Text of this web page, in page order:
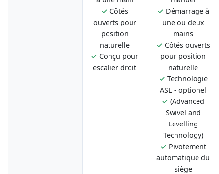
✓ Côtés
ouverts pour
position
naturelle
✓ Conçu pour
escalier droit
✓ Démarrage à
une ou deux
mains
✓ Côtés ouverts
pour position
naturelle
✓ Technologie
ASL - optionel
✓ (Advanced
Swivel and
Levelling
Technology)
✓ Pivotement
automatique du
siège